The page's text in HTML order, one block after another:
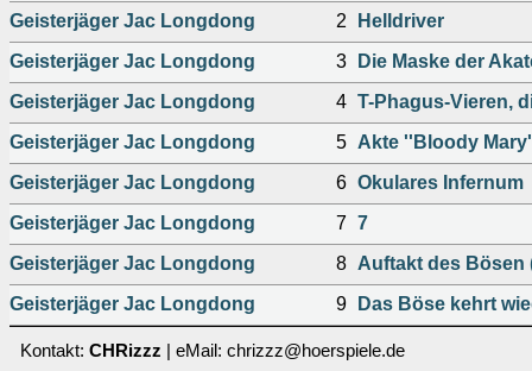
Geisterjäger Jac Longdong
2
Helldriver
Geisterjäger Jac Longdong
3
Die Maske der
Geisterjäger Jac Longdong
4 T-Phagus-Vieren,
Geisterjäger Jac Longdong
5 Akte ''Bloody
Geisterjäger Jac Longdong
6 Okulares Infernum
Geisterjäger Jac Longdong
7 7
Geisterjäger Jac Longdong
8 Auftakt des Bösen
Geisterjäger Jac Longdong
9 Das Böse kehrt
Kontakt: CHRizzz | eMail: chrizzz@hoerspiele.de